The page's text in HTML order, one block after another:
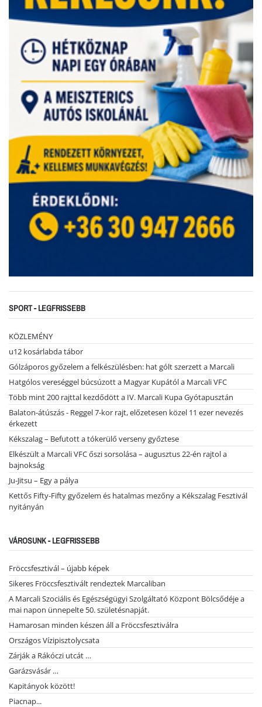
SPORT - LEGFRISSEBB
KÖZLEMÉNY
u12 kosárlabda tábor
Gólzáporos győzelem a felkészülésben: hat gólt szerzett a Marcali
Hatgólos vereséggel búcsúzott a Magyar Kupától a Marcali VFC
Több mint 200 rajttal kezdődött a IV. Marcali Kupa Gyótapusztán
Balaton-átúszás - Reggel 7-kor rajt, előzetesen közel 11 ezer nevezés
érkezett
Kékszalag – Befutott a tókerülő verseny győztese
Elkészült a Marcali VFC őszi sorsolása – augusztus 22-én rajtol a
bajnokság
Ju-Jitsu – Egy a pálya
Kettős Fifty-Fifty győzelem és hatalmas mezőny a Kékszalag Fesztivál
nyitányán
VÁROSUNK - LEGFRISSEBB
Fröccsfesztivál – újabb képek
Sikeres Fröccsfesztivált rendeztek Marcaliban
A Marcali Szociális és Egészségügyi Szolgáltató Központ Bölcsődéje a
mai napon ünnepelte 50. születésnapját.
Hamarosan minden készen áll a Fröccsfesztiválra
Országos Vízipisztolycsata
Zárják a Rákóczi utcát …
Garázsvásár …
Kapitányok között!
Piacnap...